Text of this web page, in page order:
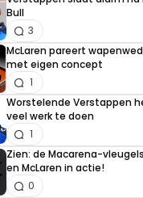
Bull
3
McLaren pareert
met eigen concept
1
Worstelende Verstappen
veel werk te doen
1
Zien: de Macarena-
en McLaren in actie!
0